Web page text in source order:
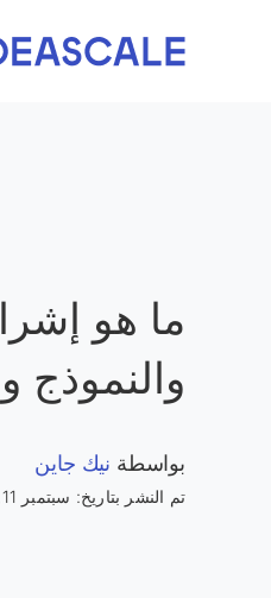
ما هو
والنموذج
بواسطة نيك جاين
تم النشر بتاريخ: سبتمبر 11, 2023